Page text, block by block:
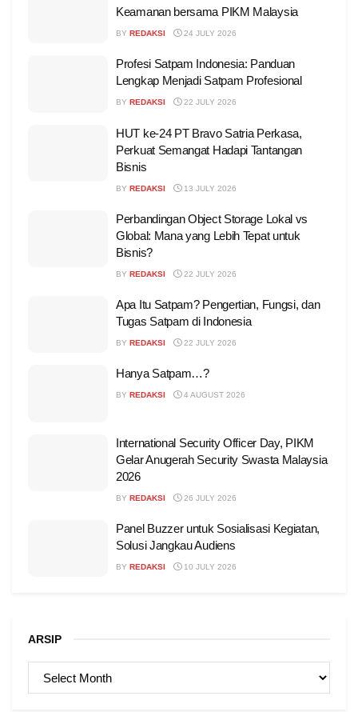
Keamanan bersama PIKM Malaysia
BY REDAKSI 24 JULY 2026
Profesi Satpam Indonesia: Panduan
Lengkap Menjadi Satpam Profesional
BY REDAKSI 22 JULY 2026
HUT ke-24 PT Bravo Satria Perkasa,
Perkuat Semangat Hadapi Tantangan
Bisnis
BY REDAKSI 13 JULY 2026
Perbandingan Object Storage Lokal vs
Global: Mana yang Lebih Tepat untuk
Bisnis?
BY REDAKSI 22 JULY 2026
Apa Itu Satpam? Pengertian, Fungsi, dan
Tugas Satpam di Indonesia
BY REDAKSI 22 JULY 2026
Hanya Satpam…?
BY REDAKSI 4 AUGUST 2026
International Security Officer Day, PIKM
Gelar Anugerah Security Swasta Malaysia
2026
BY REDAKSI 26 JULY 2026
Panel Buzzer untuk Sosialisasi Kegiatan,
Solusi Jangkau Audiens
BY REDAKSI 10 JULY 2026
ARSIP